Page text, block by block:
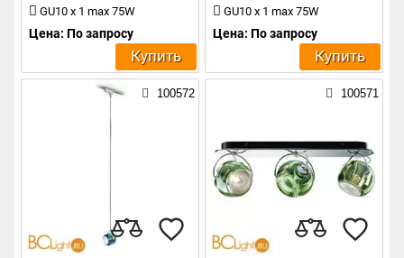
GU10 x 1 max 75W
Цена: По запросу
Купить
GU10 x 1 max 75W
Цена: По запросу
Купить
100572 100571